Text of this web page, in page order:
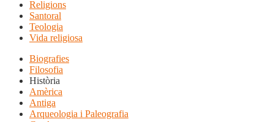
Religions
Santoral
Teologia
Vida religiosa
Biografies
Filosofia
Història
Amèrica
Antiga
Arqueologia i Paleografia